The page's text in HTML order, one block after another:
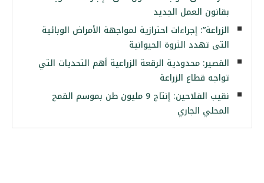
بقانون العمل الجديد
الزراعة”: إجراءات احترازية لمواجهة الأمراض الوبائية
التى تهدد الثروة الحيوانية
القصير: محدودية الرقعة الزراعية أهم التحديات التي
تواجه قطاع الزراعة
نقيب الفلاحين: إنتاج 9 مليون طن بموسم القمح
المحلي الجاري